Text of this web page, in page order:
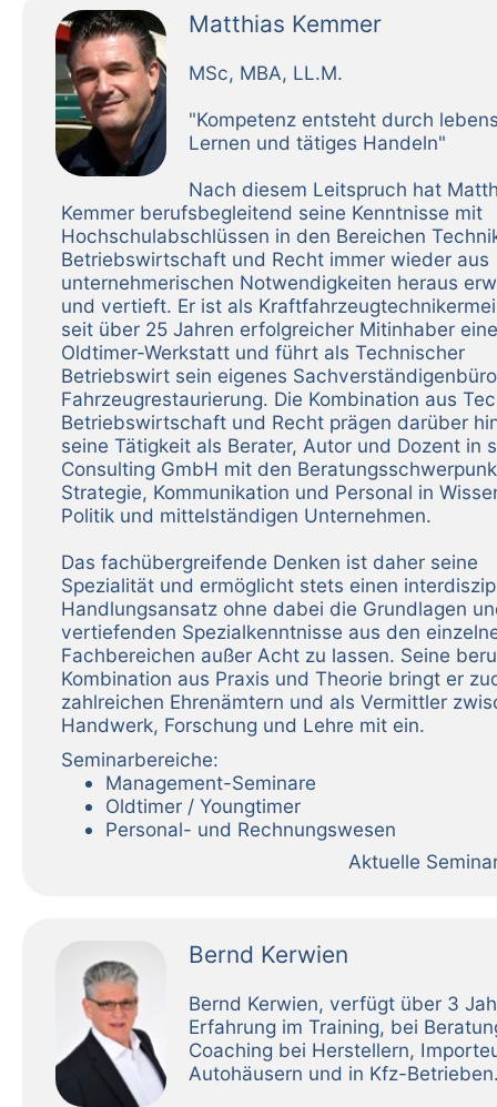
Matthias Kemmer
MSc, MBA, LL.M.
"Kompetenz entsteht durch
Lernen und tätiges Handeln"
Nach diesem Leitspruch hat
Kemmer berufsbegleitend seine Kenntnisse mit
Hochschulabschlüssen in den Bereichen
Betriebswirtschaft und Recht immer wieder aus
unternehmerischen Notwendigkeiten heraus
und vertieft. Er ist als
seit über 25 Jahren erfolgreicher Mitinhaber
Oldtimer-Werkstatt und führt als Technischer
Betriebswirt sein eigenes
Fahrzeugrestaurierung. Die Kombination aus
Betriebswirtschaft und Recht prägen darüber
seine Tätigkeit als Berater, Autor und Dozent in
Consulting GmbH mit den
Strategie, Kommunikation und Personal in
Politik und mittelständigen Unternehmen.
Das fachübergreifende Denken ist daher seine
Spezialität und ermöglicht stets einen
Handlungsansatz ohne dabei die Grundlagen
vertiefenden Spezialkenntnisse aus den
Fachbereichen außer Acht zu lassen. Seine
Kombination aus Praxis und Theorie bringt er
zahlreichen Ehrenämtern und als Vermittler
Handwerk, Forschung und Lehre mit ein.
Seminarbereiche:
Management-Seminare
Oldtimer / Youngtimer
Personal- und Rechnungswesen
Aktuelle
Bernd Kerwien
Bernd Kerwien, verfügt über 3
Erfahrung im Training, bei
Coaching bei Herstellern,
Autohäusern und in Kfz-